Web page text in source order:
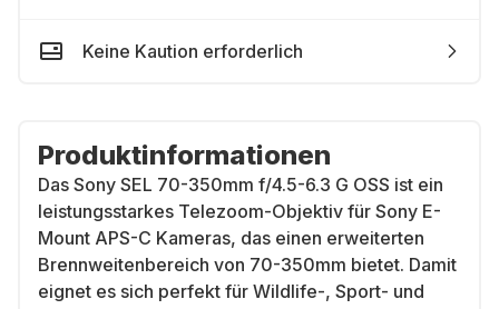
Keine Kaution erforderlich
Produktinformationen
Das Sony SEL 70-350mm f/4.5-6.3 G OSS ist ein
leistungsstarkes Telezoom-Objektiv für Sony E-
Mount APS-C Kameras, das einen erweiterten
Brennweitenbereich von 70-350mm bietet. Damit
eignet es sich perfekt für Wildlife-, Sport- und